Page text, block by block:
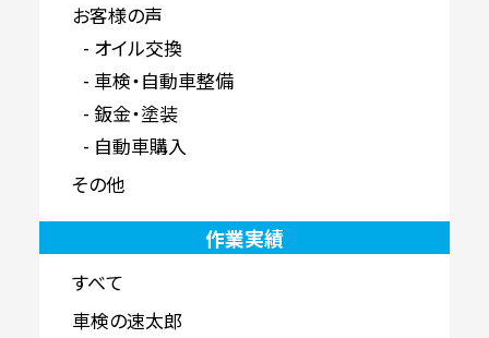
お客様の声
オイル交換
車検・自動車整備
鈑金・塗装
自動車購入
その他
作業実績
すべて
車検の速太郎